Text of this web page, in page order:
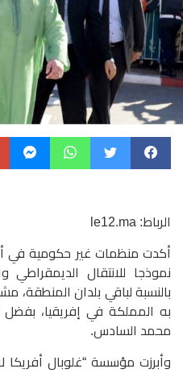
الرباط: le12.ma
أكدت منظمات غير حكومية في
نموذجا للانتقال الديمقراطي
بالنسبة لباقي بلدان المنطقة،
به المملكة في إﻓﺮﻳﻘﻴﺎ، ﺑﻔﻀﻞ
محمد السادس.
وأبرزت مؤسسة “غلوبال أفريكا